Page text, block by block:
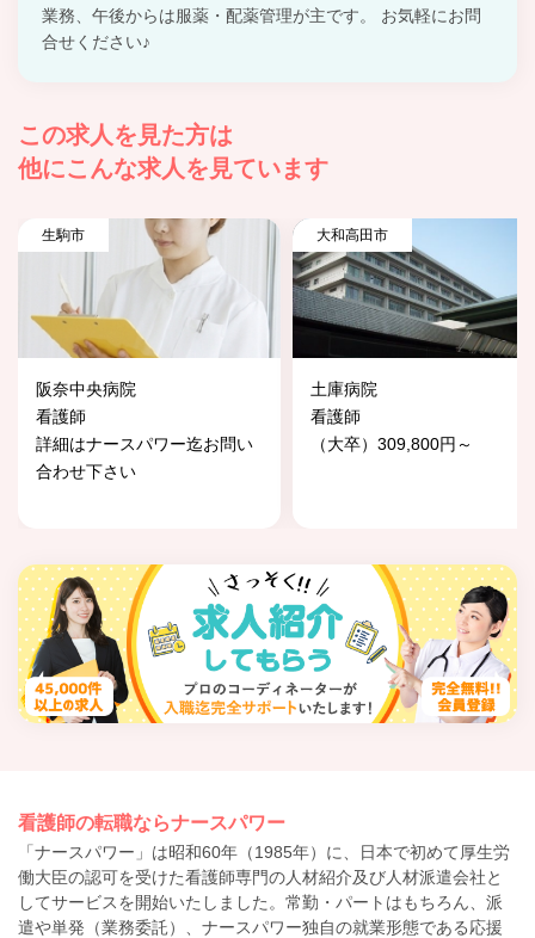
業務、午後からは服薬・配薬管理が主です。 お気軽にお問
合せください♪
この求人を見た方は
他にこんな求人を見ています
生駒市
阪奈中央病院
看護師
詳細はナースパワー迄お問い
合わせ下さい
大和高田市
土庫病院
看護師
（大卒）309,800円～
看護師の転職ならナースパワー
「ナースパワー」は昭和60年（1985年）に、日本で初めて厚生労
働大臣の認可を受けた看護師専門の人材紹介及び人材派遣会社と
してサービスを開始いたしました。常勤・パートはもちろん、派
遣や単発（業務委託）、ナースパワー独自の就業形態である応援